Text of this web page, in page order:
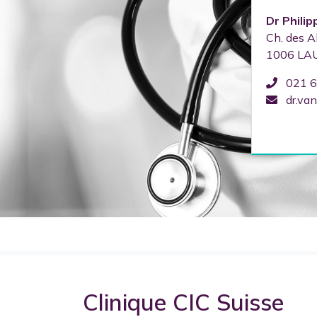
Dr
Ch. des
1006
021
Clinique CIC Suisse